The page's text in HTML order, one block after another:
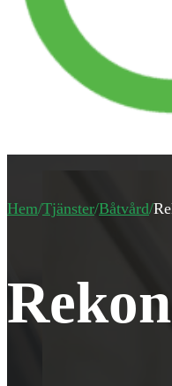
Hem/Tjänster/Båtvård/